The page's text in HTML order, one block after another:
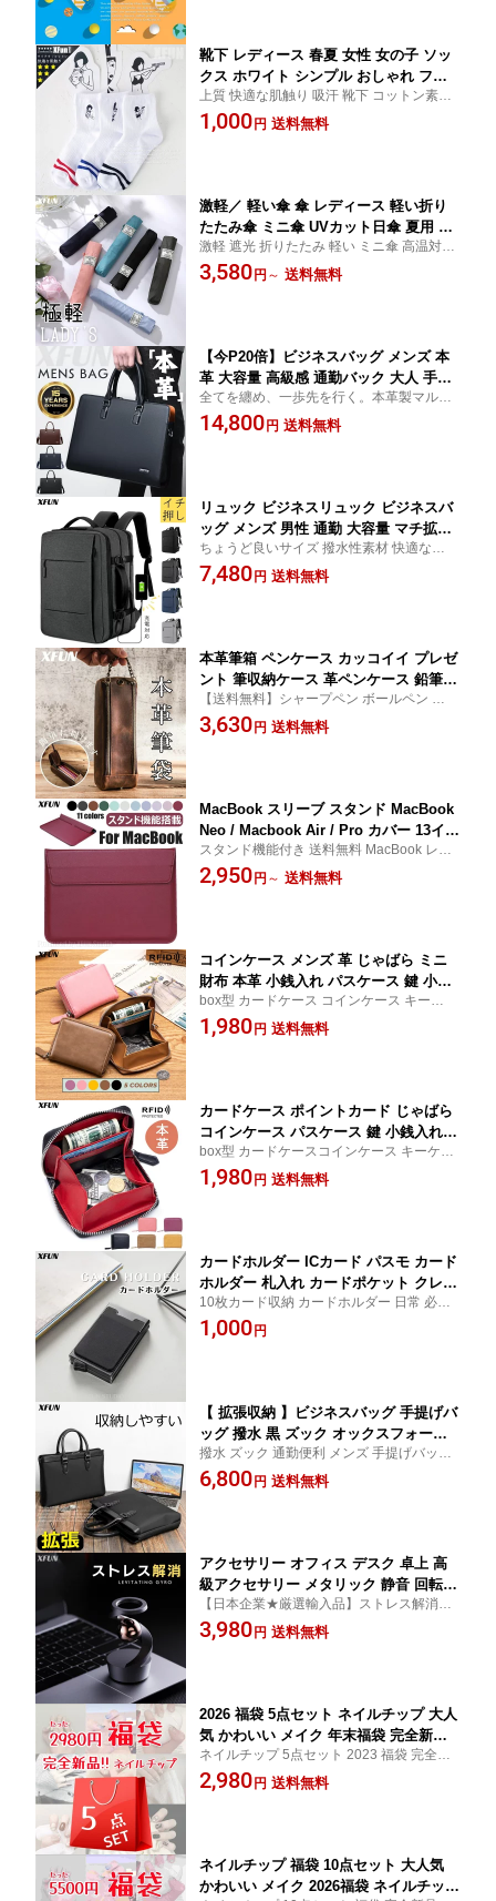
靴下 レディース 春夏 女性 女の子 ソッ
クス ホワイト シンプル おしゃれ ファ
ッション 可愛い カッコイイ 柄 部屋着
外着 クッション 快適 吸汗 防臭 送料無
上質 快適な肌触り 吸汗 靴下 コットン素材
ソックス クッション性 シンプル おしゃれ
デザイン 数量限定
1,000円 送料無料
激軽／ 軽い傘 傘 レディース 軽い折り
たたみ傘 ミニ傘 UVカット日傘 夏用 晴
雨兼用傘 かわいい レディース 母の日 5
本骨 傘 コンパクト 小型 軽量 五角形傘
激軽 遮光 折りたたみ 軽い ミニ傘 高温対策
遮光 可愛い レディース 傘 軽い 夏対策 送料
無料
3,580円 ～ 送料無料
【今P20倍】ビジネスバッグ メンズ 本
革 大容量 高級感 通勤バック 大人 手提
げバッグ ビジネス フォーマル ノートP
C 高見え ブリーフケース PCバッグ iPa
全てを纏め、一歩先を行く。本革製マルチ
収納ビジネスバッグで、日常に高級感と機
能性を。通勤かばん 通勤バッグ 肩掛け メ
14,800円 送料無料
リュック ビジネスリュック ビジネスバ
ッグ メンズ 男性 通勤 大容量 マチ拡張
メンズリュック ビジネス 通勤リュック
メンズビジネスリュック 多機能リュッ
ちょうど良いサイズ 撥水性素材 快適なデザ
イン オックスフォード ザック旅行 充電ポ
ート付き メンズ バッグ ビジネスリュック
7,480円 送料無料
本革筆箱 ペンケース カッコイイ プレゼ
ント 筆収納ケース 革ペンケース 鉛筆箱
絵具 美術道具 入学祝い ケース 人気 シ
ンプル 大人 高校生 大学生 レザー おし
【送料無料】シャープペン ボールペン カラ
ーペンなど約15本の収納力♪ ペンケース 本
革 スリムなのにたくさん入る、シンプルな
3,630円 送料無料
MacBook スリーブ スタンド MacBook
Neo / Macbook Air / Pro カバー 13イン
チ 15インチ 14.2インチ 16.2インチ 12
インチ 高品質 薄い MacBook ケース M
スタンド機能付き 送料無料 MacBook レザ
ー スリーブ 軽い素材 カジュアル 11 12 13
14 15 16 インチ サイズ 年齢問わず 多用途
2,950円 ～ 送料無料
コインケース メンズ 革 じゃばら ミニ
財布 本革 小銭入れ パスケース 鍵 小銭
入れ付き カードケース メンズ レディー
ス 高級感 本レザー ミニウォレット
box型 カードケース コインケース キーケー
スミニウォレット 大人 可愛い オシャレ プ
レゼント スキミング防止 財布 レディース
1,980円 送料無料
カードケース ポイントカード じゃばら
コインケース パスケース 鍵 小銭入れ付
き カードケース メンズ レディース 高
級感 本レザー 財布 ミニ財布 母の日 敬
box型 カードケースコインケース キーケー
スミニウォレット 大人可愛いオシャレプレ
ゼントスキミング防止
1,980円 送料無料
カードホルダー ICカード パスモ カード
ホルダー 札入れ カードポケット クレジ
ットカード 多数カード XFUN 送料無料
10枚カード収納 カードホルダー 日常 必要
品 ビジネス サラリーマン おすすめ 紳士 ア
クセサリー
1,000円
【 拡張収納 】ビジネスバッグ 手提げバ
ッグ 撥水 黒 ズック オックスフォード
高級 収納簡単 ノートPC ノートパソコ
ン 収納 軽量 通勤 仕事用 手提げ カバン
撥水 ズック 通勤便利 メンズ 手提げバッグ
ビジネス 通気性 新着 送料無料
6,800円 送料無料
アクセサリー オフィス デスク 卓上 高
級アクセサリー メタリック 静音 回転
回るおもちゃ 大人 玩具 小型 ミニサイ
ズ デコレーション ジャイロスコープ 磁
【日本企業★厳選輸入品】ストレス解消！
手のひらで軽やかに、ストレスフリーな毎
日へ。スタイリッシュで静音な磁力回転ア
3,980円 送料無料
2026 福袋 5点セット ネイルチップ 大人
気 かわいい メイク 年末福袋 完全新品
ショート 三色 光沢感 レディース おう
ちネイル おうちネイル おうちネイル お
ネイルチップ 5点セット 2023 福袋 完全新
品 ショート 三色 光沢感 レディース おうち
ネイル 高級感 美人 大人 アート 美しい 秋
2,980円 送料無料
ネイルチップ 福袋 10点セット 大人気
かわいい メイク 2026福袋 ネイルチップ